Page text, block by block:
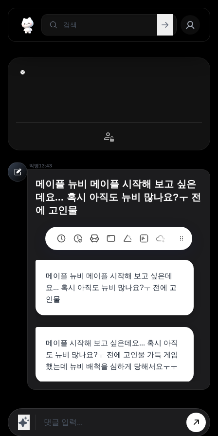
익명13:43
메이플 뉴비 메이플 시작해 보고 싶은
데요... 혹시 아직도 뉴비 많나요?ㅜ 전
에 고인물
메이플 뉴비 메이플 시작해 보고 싶은데
요... 혹시 아직도 뉴비 많나요?ㅜ 전에 고
인물
메이플 시작해 보고 싶은데요... 혹시 아직
도 뉴비 많나요?ㅜ 전에 고인물 가득 게임
했는데 뉴비 배척을 심하게 당해서요ㅜㅜ
네 적습니다.